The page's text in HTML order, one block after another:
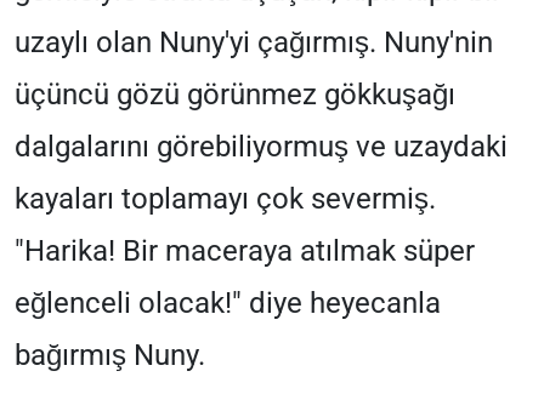
uzaylı olan Nuny'yi çağırmış. Nuny'nin
üçüncü gözü görünmez gökkuşağı
dalgalarını görebiliyormuş ve uzaydaki
kayaları toplamayı çok severmiş.
"Harika! Bir maceraya atılmak süper
eğlenceli olacak!" diye heyecanla
bağırmış Nuny.